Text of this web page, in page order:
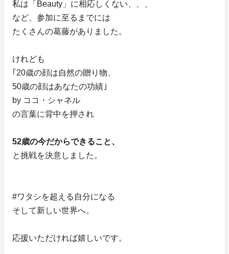
私は「Beauty」に相応しくない、、、
など、参加に至るまでには
たくさんの葛藤がありました。
けれども
｢20歳の顔は自然の贈り物、
50歳の顔はあなたの功績｣
by ココ・シャネル
の言葉に背中を押され
52歳の今だからできること、
と挑戦を決意しました。
#ワタシを超える自分になる
そして新しい世界へ。
応援いただければ嬉しいです。